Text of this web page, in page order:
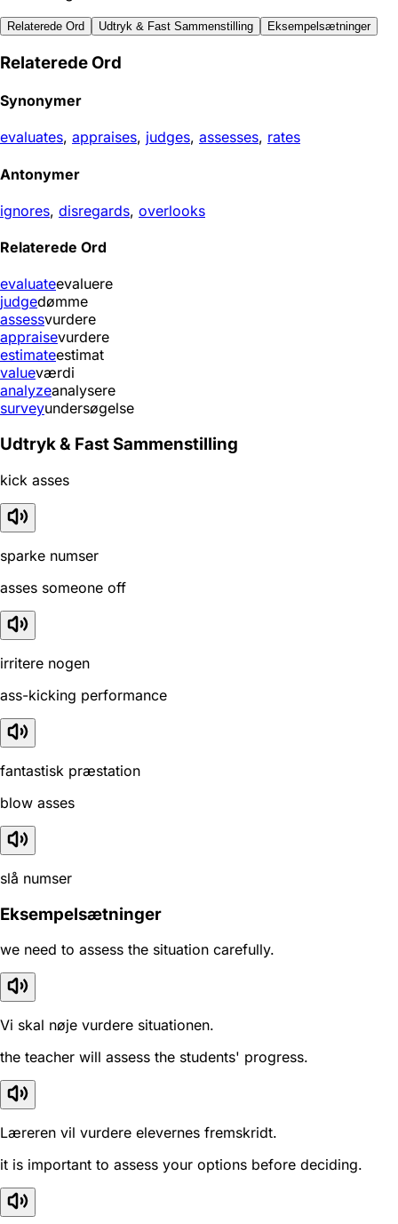
Relaterede Ord Udtryk & Fast Sammenstilling Eksempelsætninger
Relaterede Ord
Synonymer
evaluates, appraises, judges, assesses, rates
Antonymer
ignores, disregards, overlooks
Relaterede Ord
evaluateevaluere
judgedømme
assessvurdere
appraisevurdere
estimateestimat
valueværdi
analyzeanalysere
surveyundersøgelse
Udtryk & Fast Sammenstilling
kick asses
sparke numser
asses someone off
irritere nogen
ass-kicking performance
fantastisk præstation
blow asses
slå numser
Eksempelsætninger
we need to assess the situation carefully.
Vi skal nøje vurdere situationen.
the teacher will assess the students' progress.
Læreren vil vurdere elevernes fremskridt.
it is important to assess your options before deciding.